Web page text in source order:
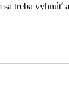
treba vyhnúť